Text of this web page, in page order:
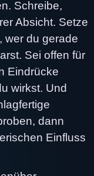
Schreibe,
Absicht. Setze
wer du gerade
Sei offen für
Eindrücke
wirkst. Und
dann
Einfluss